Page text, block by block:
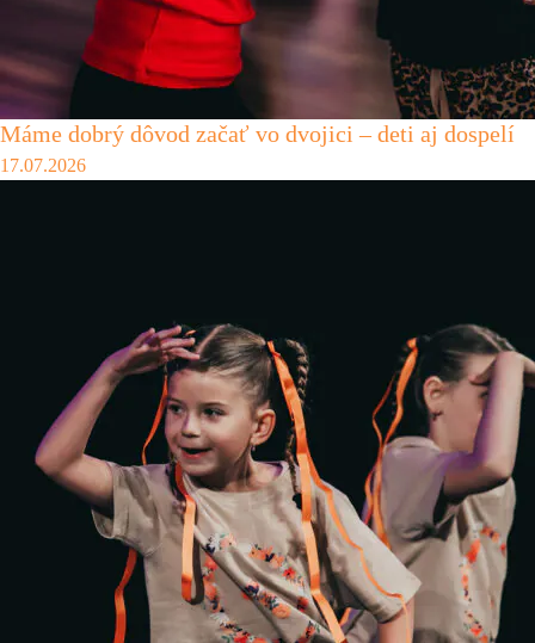
Máme dobrý dôvod začať vo dvojici – deti aj dospelí
17.07.2026